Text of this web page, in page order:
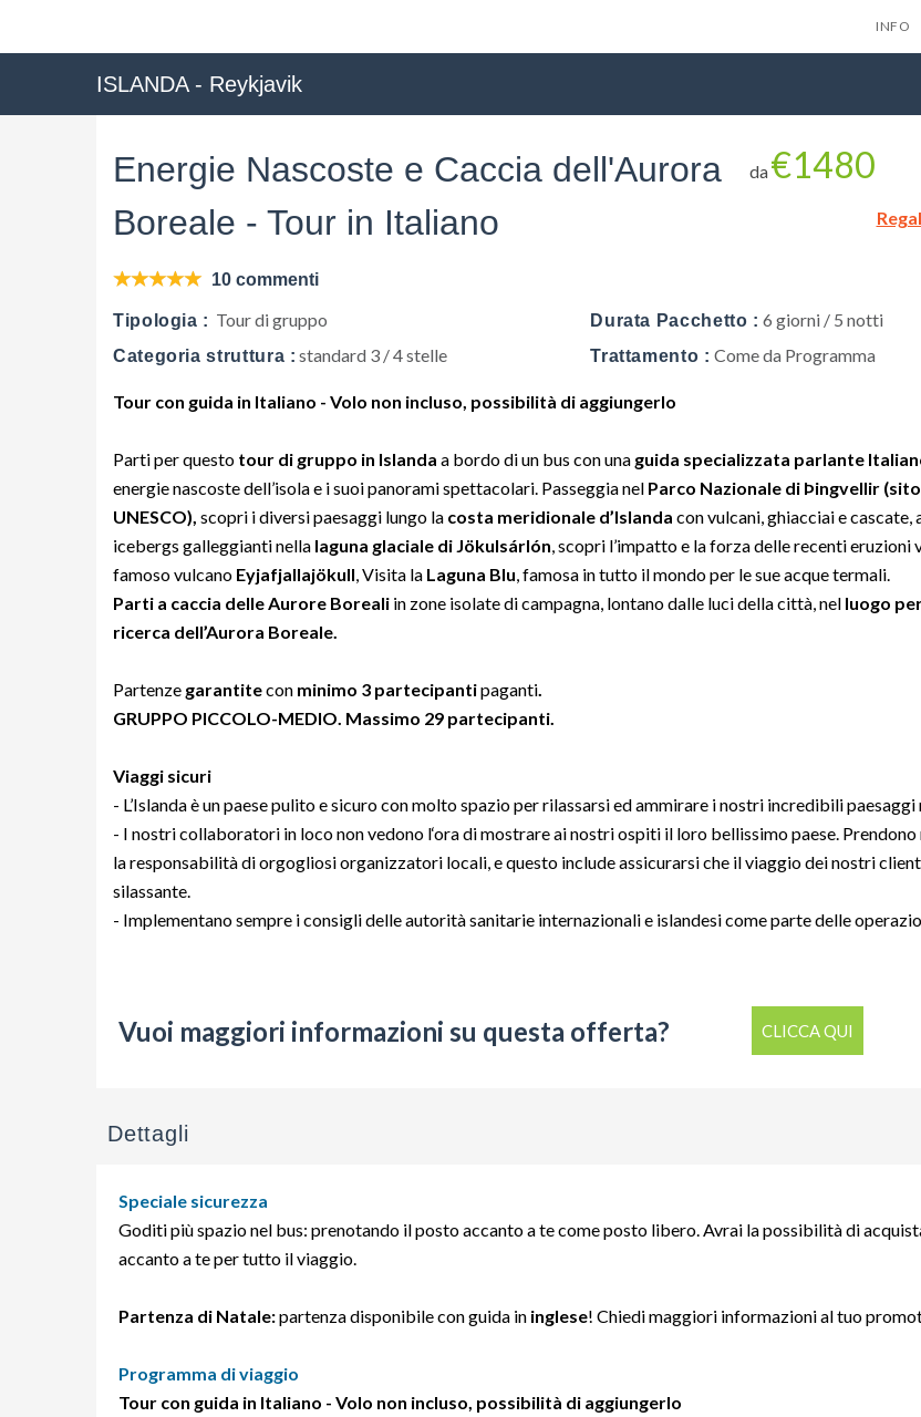
INFO
ISLANDA - Reykjavik
Energie Nascoste e Caccia dell'Aurora
Boreale - Tour in Italiano
10 commenti
da€1480
Tipologia : Tour di gruppo Durata Pacchetto : 6 giorni / 5 notti
Categoria struttura : standard 3 / 4 stelle Trattamento : Come da Programma
Tour con guida in Italiano - Volo non incluso, possibilità di aggiungerlo
Parti per questo tour di gruppo in Islanda a bordo di un bus con una guida specializzata parlante
energie nascoste dell’isola e i suoi panorami spettacolari. Passeggia nel Parco Nazionale di Þingvellir (sito
UNESCO), scopri i diversi paesaggi lungo la costa meridionale d’Islanda con vulcani, ghiacciai e cascate,
icebergs galleggianti nella laguna glaciale di Jökulsárlón, scopri l’impatto e la forza delle recenti eruzioni
famoso vulcano Eyjafjallajökull, Visita la Laguna Blu, famosa in tutto il mondo per le sue acque termali.
Parti a caccia delle Aurore Boreali in zone isolate di campagna, lontano dalle luci della città, nel luogo
ricerca dell’Aurora Boreale.
Partenze garantitecon minimo 3 partecipantipaganti.
GRUPPO PICCOLO-MEDIO. Massimo 29 partecipanti.
Viaggi sicuri
- L’Islanda è un paese pulito e sicuro con molto spazio per rilassarsi ed ammirare i nostri incredibili paesaggi
- I nostri collaboratori in loco non vedono l‘ora di mostrare ai nostri ospiti il loro bellissimo paese.
la responsabilità di orgogliosi organizzatori locali, e questo include assicurarsi che il viaggio dei nostri
silassante.
- Implementano sempre i consigli delle autorità sanitarie internazionali e islandesi come parte delle
Vuoi maggiori informazioni su questa offerta? CLICCA QUI
Dettagli
Speciale sicurezza
Goditi più spazio nel bus: prenotando il posto accanto a te come posto libero. Avrai la possibilità di
accanto a te per tutto il viaggio.
Partenza di Natale:partenza disponibile con guida in inglese! Chiedi maggiori informazioni al tuo
Programma di viaggio
Tour con guida in Italiano - Volo non incluso, possibilità di aggiungerlo